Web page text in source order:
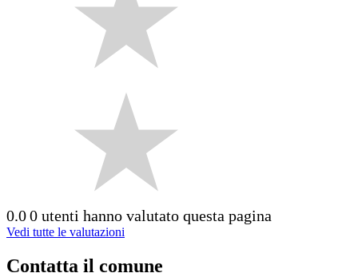
0.00 utenti hanno valutato questa pagina
Vedi tutte le valutazioni
Contatta il comune